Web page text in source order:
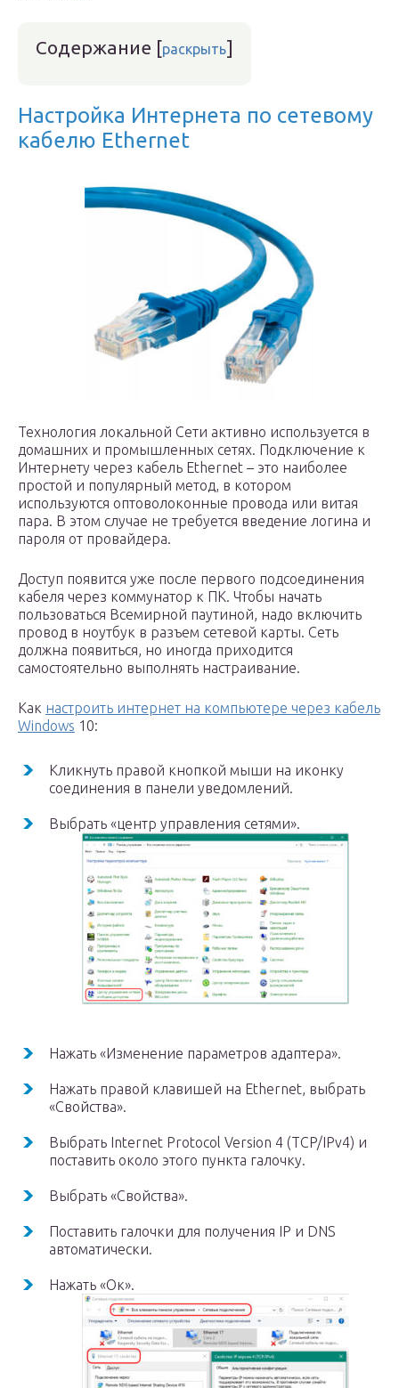
Содержание [раскрыть]
Настройка Интернета по сетевому
кабелю Ethernet
Технология локальной Сети активно используется в
домашних и промышленных сетях. Подключение к
Интернету через кабель Ethernet – это наиболее
простой и популярный метод, в котором
используются оптоволоконные провода или витая
пара. В этом случае не требуется введение логина и
пароля от провайдера.
Доступ появится уже после первого подсоединения
кабеля через коммунатор к ПК. Чтобы начать
пользоваться Всемирной паутиной, надо включить
провод в ноутбук в разъем сетевой карты. Сеть
должна появиться, но иногда приходится
самостоятельно выполнять настраивание.
Как настроить интернет на компьютере через кабель
Windows 10:
Кликнуть правой кнопкой мыши на иконку
соединения в панели уведомлений.
Выбрать «центр управления сетями».
Нажать «Изменение параметров адаптера».
Нажать правой клавишей на Ethernet, выбрать
«Свойства».
Выбрать Internet Protocol Version 4 (TCP/IPv4) и
поставить около этого пункта галочку.
Выбрать «Свойства».
Поставить галочки для получения IP и DNS
автоматически.
Нажать «Ок».